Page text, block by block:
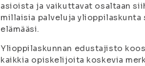
asioista ja vaikuttavat osaltaan
millaisia palveluja ylioppilaskunta
elämääsi.
Ylioppilaskunnan edustajisto
kaikkia opiskelijoita koskevia